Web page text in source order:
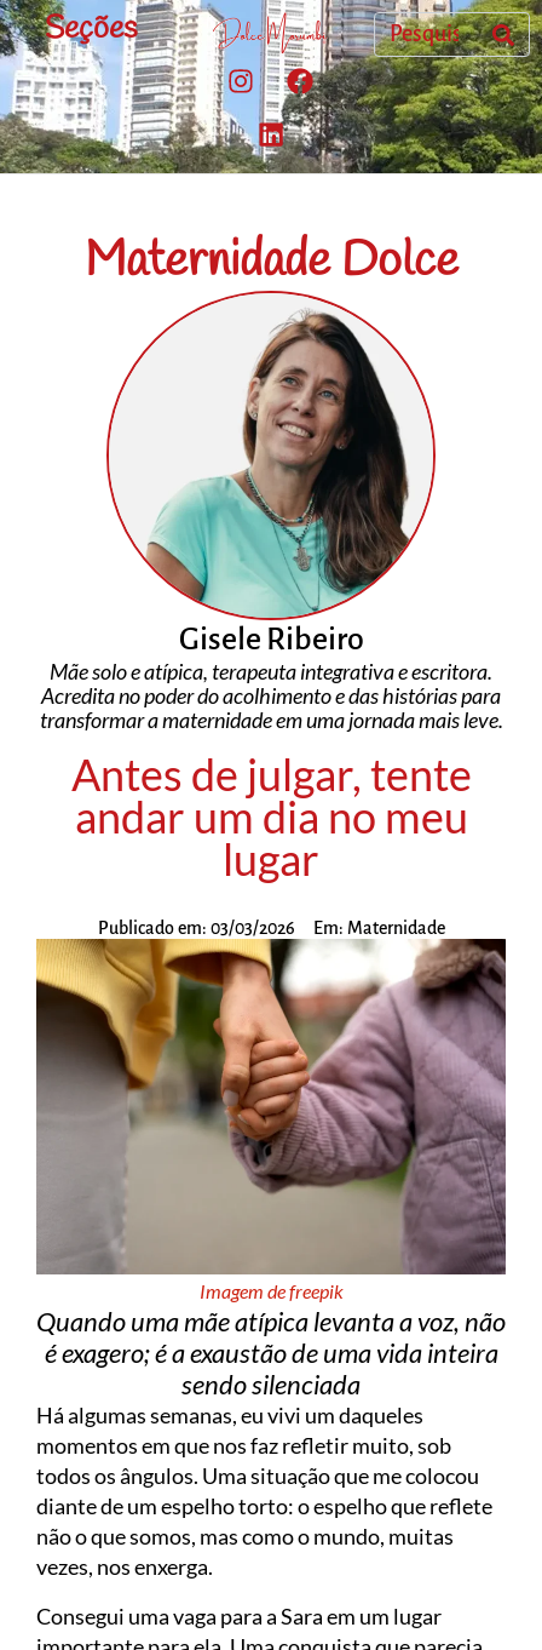
Seções
Maternidade Dolce
Gisele Ribeiro
Mãe solo e atípica, terapeuta integrativa e escritora.
Acredita no poder do acolhimento e das histórias para
transformar a maternidade em uma jornada mais leve.
Antes de julgar, tente
andar um dia no meu
lugar
Publicado em: 03/03/2026 Em: Maternidade
Imagem de freepik
Quando uma mãe atípica levanta a voz, não
é exagero; é a exaustão de uma vida inteira
sendo silenciada
Há algumas semanas, eu vivi um daqueles
momentos em que nos faz refletir muito, sob
todos os ângulos. Uma situação que me colocou
diante de um espelho torto: o espelho que reflete
não o que somos, mas como o mundo, muitas
vezes, nos enxerga.
Consegui uma vaga para a Sara em um lugar